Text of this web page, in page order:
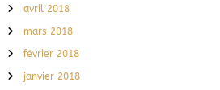
avril 2018
mars 2018
février 2018
janvier 2018